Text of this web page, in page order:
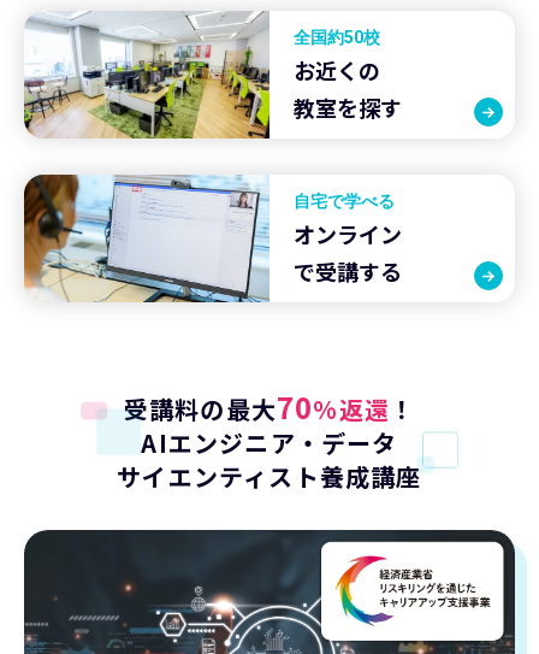
全国約50校
お近くの
教室を探す
自宅で学べる
オンライン
で受講する
受講料の最大70%返還 ！
AIエンジニア・データ
サイエンティスト養成講座